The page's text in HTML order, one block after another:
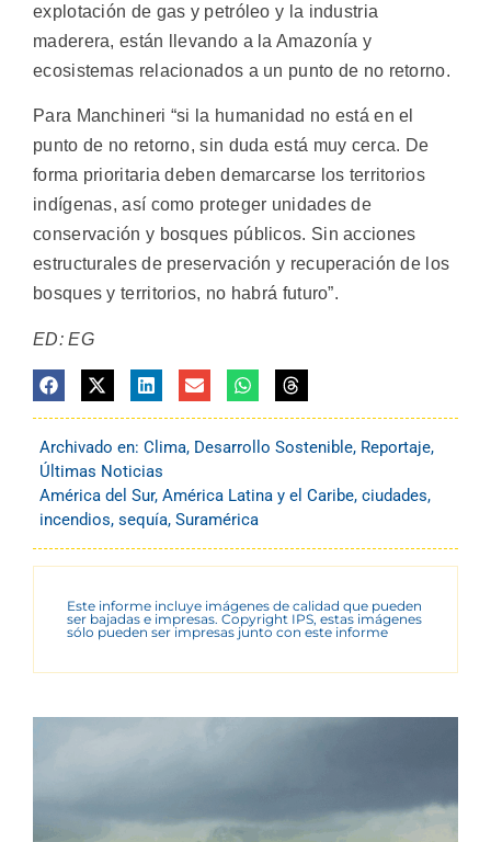
explotación de gas y petróleo y la industria
maderera, están llevando a la Amazonía y
ecosistemas relacionados a un punto de no retorno.
Para Manchineri “si la humanidad no está en el
punto de no retorno, sin duda está muy cerca. De
forma prioritaria deben demarcarse los territorios
indígenas, así como proteger unidades de
conservación y bosques públicos. Sin acciones
estructurales de preservación y recuperación de los
bosques y territorios, no habrá futuro”.
ED: EG
Archivado en: Clima, Desarrollo Sostenible, Reportaje,
Últimas Noticias
América del Sur, América Latina y el Caribe, ciudades,
incendios, sequía, Suramérica
Este informe incluye imágenes de calidad que pueden
ser bajadas e impresas. Copyright IPS, estas imágenes
sólo pueden ser impresas junto con este informe